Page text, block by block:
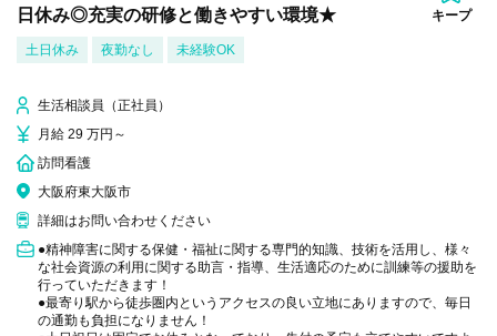
日休み◎充実の研修と働きやすい環境★
キープ
土日休み 夜勤なし 未経験OK
生活相談員（正社員）
月給 29 万円～
訪問看護
大阪府東大阪市
詳細はお問い合わせください
●精神障害に関する保健・福祉に関する専門的知識、技術を活用し、様々
な社会資源の利用に関する助言・指導、生活適応のために訓練等の援助を
行っていただきます！
●最寄り駅から徒歩圏内というアクセスの良い立地にありますので、毎日
の通勤も負担になりません！